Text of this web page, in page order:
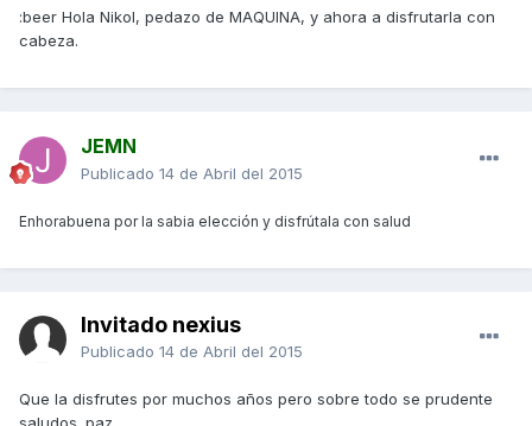
:beer Hola Nikol, pedazo de MAQUINA, y ahora a disfrutarla con
cabeza.
JEMN
Publicado 14 de Abril del 2015
Enhorabuena por la sabia elección y disfrútala con salud
Invitado nexius
Publicado 14 de Abril del 2015
Que la disfrutes por muchos años pero sobre todo se prudente